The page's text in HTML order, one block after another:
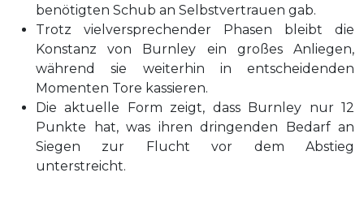
benötigten Schub an Selbstvertrauen gab.
Trotz vielversprechender Phasen bleibt die
Konstanz von Burnley ein großes Anliegen,
während sie weiterhin in entscheidenden
Momenten Tore kassieren.
Die aktuelle Form zeigt, dass Burnley nur 12
Punkte hat, was ihren dringenden Bedarf an
Siegen zur Flucht vor dem Abstieg
unterstreicht.